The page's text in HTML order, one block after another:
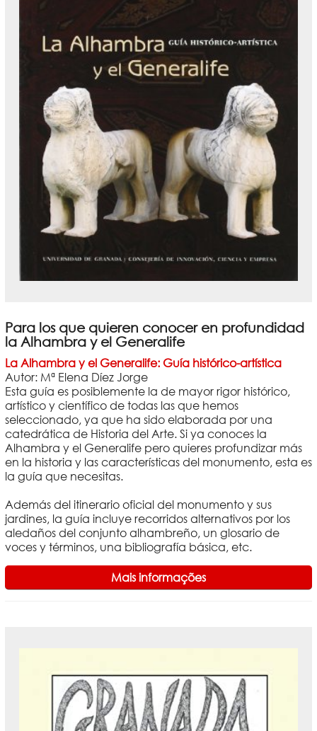
Para los que quieren conocer en profundidad
la Alhambra y el Generalife
La Alhambra y el Generalife: Guía histórico-artística
Autor: Mª Elena Díez Jorge
Esta guía es posiblemente la de mayor rigor histórico,
artístico y científico de todas las que hemos
seleccionado, ya que ha sido elaborada por una
catedrática de Historia del Arte. Si ya conoces la
Alhambra y el Generalife pero quieres profundizar más
en la historia y las características del monumento, esta es
la guía que necesitas.
Además del itinerario oficial del monumento y sus
jardines, la guía incluye recorridos alternativos por los
aledaños del conjunto alhambreño, un glosario de
voces y términos, una bibliografía básica, etc.
Mais informações